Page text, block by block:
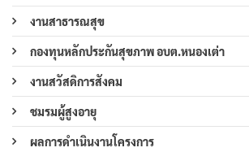
งานสาธารณสุข
กองทุนหลักประกันสุขภาพ อบต.หนองเต่า
งานสวัสดิการสังคม
ชมรมผู้สูงอายุ
ผลการดำเนินงานโครงการ